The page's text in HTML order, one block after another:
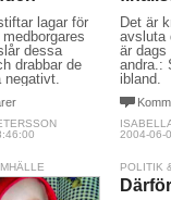
lagar för
dessa
drabbar de
negativt.
Det är
avsluta
är
andra.:
ibland.
2004-06-
POLITIK